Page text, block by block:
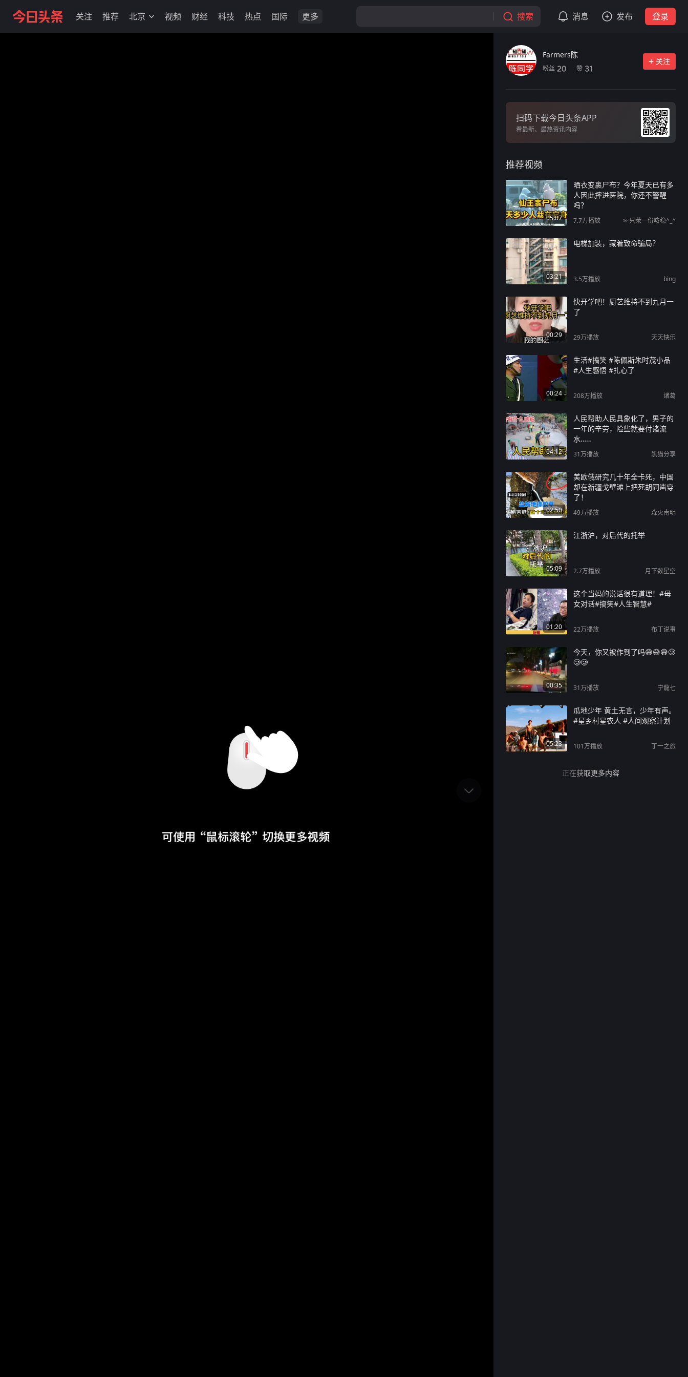
关注 推荐 北京 视频 财经 科技 热点 国际 更多 搜索 消息 发布 登录
Farmers陈
粉丝 20 赞 31
关注
扫码下载今日头条APP
看最新、最热资讯内容
推荐视频
05:07
晒衣变裹尸布？今年夏天已有多
人因此摔进医院，你还不警醒
吗？
7.7万播放 ☞只莍一份咹稳^_^
03:21
电梯加装，藏着致命骗局？
3.5万播放 bing
00:29
快开学吧！厨艺维持不到九月一
了
29万播放 天天快乐
00:24
生活#搞笑 #陈佩斯朱时茂小品
#人生感悟 #扎心了
208万播放 诸葛
04:12
人民帮助人民具象化了，男子的
一年的辛劳，险些就要付诸流
水……
31万播放 黑猫分享
02:50
美欧俄研究几十年全卡死，中国
却在新疆戈壁滩上把死胡同凿穿
了！
49万播放 森火南明
05:09
江浙沪，对后代的托举
2.7万播放 月下数星空
01:20
这个当妈的说话很有道理！#母
女对话#搞笑#人生智慧#
22万播放 布丁说事
00:35
今天，你又被作到了吗😅😅😅🥲
🥲🥲
31万播放 宁龍七
05:23
瓜地少年 黄土无言，少年有声。
#星乡村星农人 #人间观察计划
101万播放 丁一之旅
正在获取更多内容